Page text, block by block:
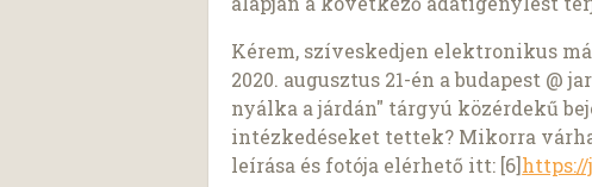
Kérem, szíveskedjen elektronikus
2020. augusztus 21-én a budapest @
nyálka a járdán" tárgyú közérdekű
intézkedéseket tettek? Mikorra
leírása és fotója elérhető itt: [6]